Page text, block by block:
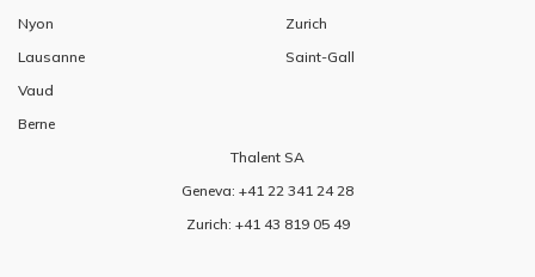
Nyon
Lausanne
Vaud
Berne
Zurich
Saint-Gall
Thalent SA
Geneva: +41 22 341 24 28
Zurich: +41 43 819 05 49